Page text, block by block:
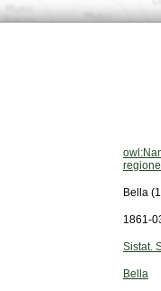
Bella
1861-
Sistat.
Bella